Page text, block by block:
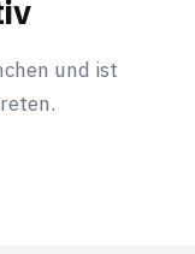
und ist